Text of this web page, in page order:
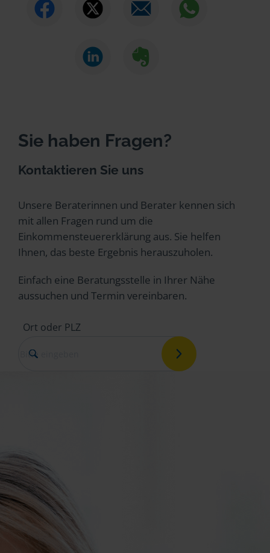
Sie haben Fragen?
Kontaktieren Sie uns
Unsere Beraterinnen und Berater kennen sich
mit allen Fragen rund um die
Einkommensteuererklärung aus. Sie helfen
Ihnen, das beste Ergebnis herauszuholen.
Einfach eine Beratungsstelle in Ihrer Nähe
aussuchen und Termin vereinbaren.
Ort oder PLZ